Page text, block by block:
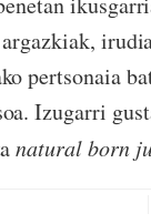
pertsonaia
Izugarri
natural born